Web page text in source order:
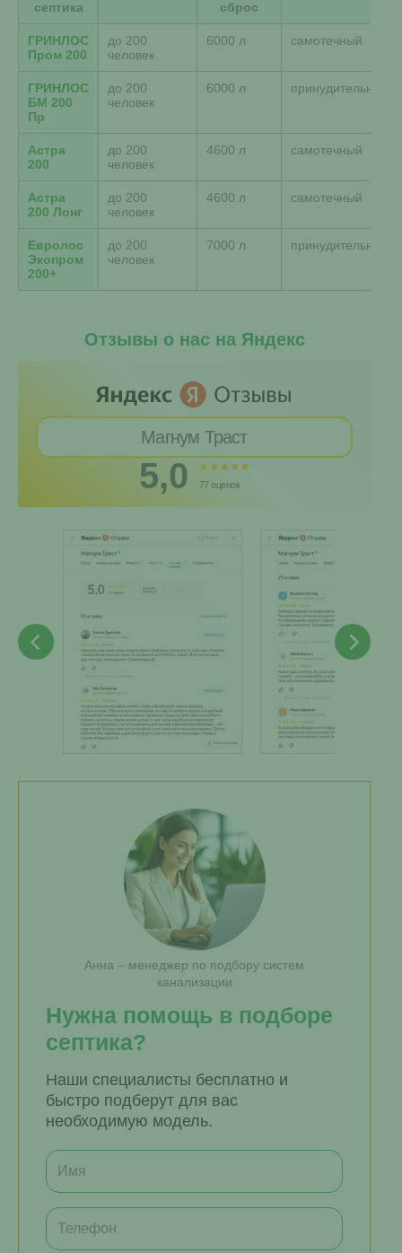
септика сброс
ГРИНЛОС
Пром 200
до 200
человек
6000 л самотечный
ГРИНЛОС
БМ 200
Пр
до 200
человек
6000 л принудительный
Астра
200
до 200
человек
4600 л самотечный
Астра
200 Лонг
до 200
человек
4600 л самотечный
Евролос
Экопром
200+
до 200
человек
7000 л принудительный
Отзывы о нас на Яндекс
Магнум Траст
5,0 77 оценок
Анна – менеджер по подбору систем
канализации
Нужна помощь в подборе
септика?
Наши специалисты бесплатно и
быстро подберут для вас
необходимую модель.